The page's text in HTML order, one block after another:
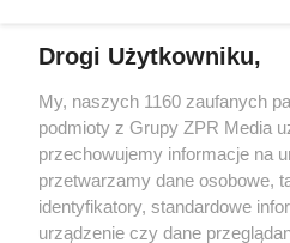
rozpowszechniany lub dalej
(w tym także elektroniczny lub
eksploatacji w jakiejkolwiek formie,
Internecie bez pisemnej zgody
lub wykorzystanie utworów w
prawa, tzn. bez właściwej zgody, jest
może być ścigane prawnie.
Drogi Użytkowniku,
My, naszych 1160 zaufanych
podmioty z Grupy ZPR Media
przechowujemy informacje na
przetwarzamy dane osobowe,
identyfikatory, standardowe
urządzenie czy dane